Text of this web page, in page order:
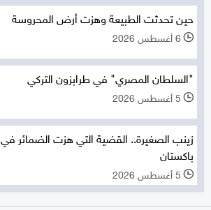
حين تحدثت الطبيعة وهزت أرض المحروسة
l 6 أغسطس 2026
"السلطان المصري" في طرابزون التركي
l 5 أغسطس 2026
زينب الصغيرة.. القضية التي هزت الضمائر في
باكستان
l 5 أغسطس 2026